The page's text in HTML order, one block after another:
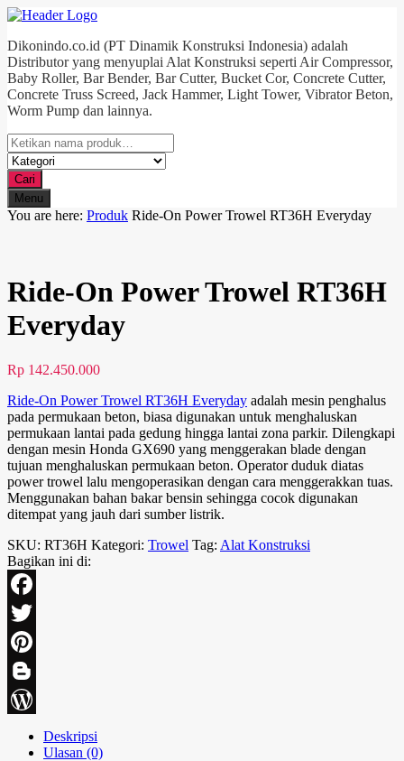
Dikonindo.co.id (PT Dinamik Konstruksi Indonesia) adalah
Distributor yang menyuplai Alat Konstruksi seperti Air Compressor,
Baby Roller, Bar Bender, Bar Cutter, Bucket Cor, Concrete Cutter,
Concrete Truss Screed, Jack Hammer, Light Tower, Vibrator Beton,
Worm Pump dan lainnya.
Cari
Menu
You are here: Produk Ride-On Power Trowel RT36H Everyday
Ride-On Power Trowel RT36H
Everyday
Rp 142.450.000
Ride-On Power Trowel RT36H Everyday adalah mesin penghalus
pada permukaan beton, biasa digunakan untuk menghaluskan
permukaan lantai pada gedung hingga lantai zona parkir. Dilengkapi
dengan mesin Honda GX690 yang menggerakan blade dengan
tujuan menghaluskan permukaan beton. Operator duduk diatas
power trowel lalu mengoperasikan dengan cara menggerakkan tuas.
Menggunakan bahan bakar bensin sehingga cocok digunakan
ditempat yang jauh dari sumber listrik.
SKU: RT36H Kategori: Trowel Tag: Alat Konstruksi
Bagikan ini di:
Facebook
Twitter
Pinterest
Blogger
WordPress
Deskripsi
Ulasan (0)